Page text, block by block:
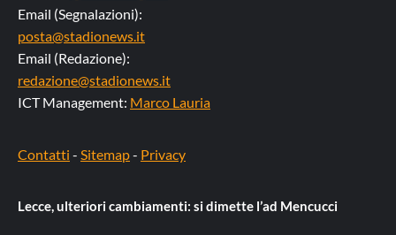
Email (Segnalazioni):
posta@stadionews.it
Email (Redazione):
redazione@stadionews.it
ICT Management: Marco Lauria
Contatti - Sitemap- Privacy
Lecce, ulteriori cambiamenti: si dimette l’ad Mencucci